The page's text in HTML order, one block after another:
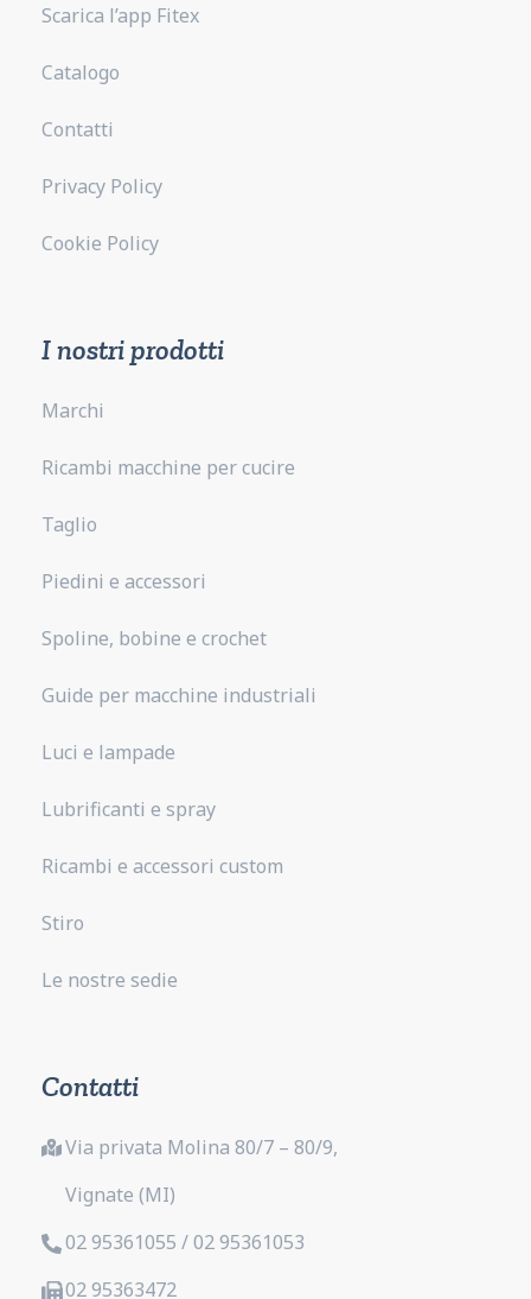
Scarica l’app Fitex
Catalogo
Contatti
Privacy Policy
Cookie Policy
I nostri prodotti
Marchi
Ricambi macchine per cucire
Taglio
Piedini e accessori
Spoline, bobine e crochet
Guide per macchine industriali
Luci e lampade
Lubrificanti e spray
Ricambi e accessori custom
Stiro
Le nostre sedie
Contatti
Via privata Molina 80/7 – 80/9,
Vignate (MI)
02 95361055 / 02 95361053
02 95363472